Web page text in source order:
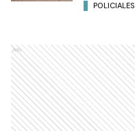
POLICIALES
Ads